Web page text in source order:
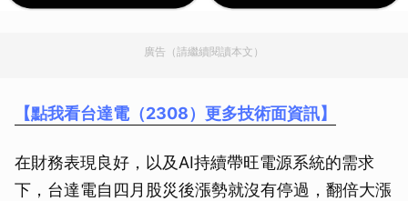
廣告（請繼續閱讀本文）
【點我看台達電（2308）更多技術面資訊】
在財務表現良好，以及AI持續帶旺電源系統的需求
下，台達電自四月股災後漲勢就沒有停過，翻倍大漲